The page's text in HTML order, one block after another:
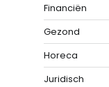
Financiën
Gezond
Horeca
Juridisch